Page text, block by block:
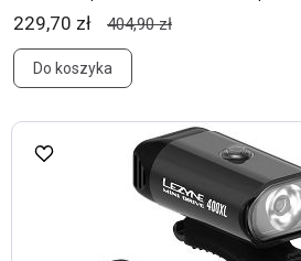
229,70 zł 404,90 zł
Do koszyka